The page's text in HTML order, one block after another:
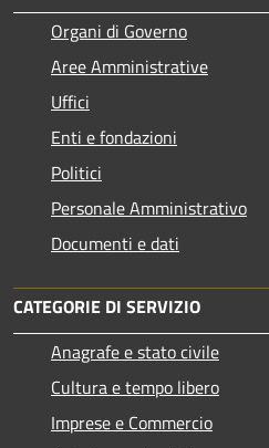
Organi di Governo
Aree Amministrative
Uffici
Enti e fondazioni
Politici
Personale Amministrativo
Documenti e dati
CATEGORIE DI SERVIZIO
Anagrafe e stato civile
Cultura e tempo libero
Imprese e Commercio